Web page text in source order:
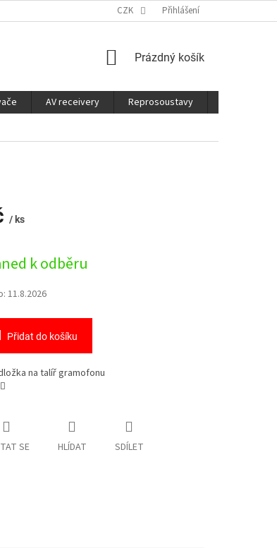
CZK Přihlášení
NÁKUPNÍ
Prázdný košík
AV receivery Reprosoustavy
/ ks
k odběru
11.8.2026
Přidat do košíku
na talíř gramofonu
SE HLÍDAT SDÍLET